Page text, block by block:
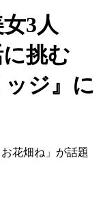
3人
挑む
ッジ』に
花畑ね」が話題